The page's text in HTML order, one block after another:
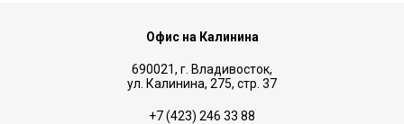
Офис на Калинина
690021, г. Владивосток,
ул. Калинина, 275, стр. 37
+7 (423) 246 33 88